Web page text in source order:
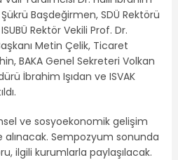
Başdeğirmen, SDÜ Rektörü
Rektör Vekili Prof. Dr.
Metin Çelik, Ticaret
BAKA Genel Sekreteri Volkan
İbrahim Işıdan ve ISVAK
ve sosyoekonomik gelişim
alınacak. Sempozyum sonunda
ilgili kurumlarla paylaşılacak.